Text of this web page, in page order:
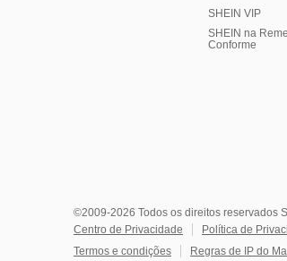
SHEIN VIP
SHEIN na
Conforme
©2009-2026 Todos os direitos reservados
Centro de Privacidade
Política de
Termos e condições
Regras de IP do